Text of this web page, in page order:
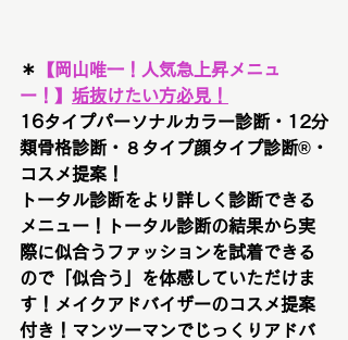
＊ 【岡山唯一！人気急上昇メニュ
ー！ 】 垢抜けたい方必見！
16タイプパーソナルカラー診断・12分
類骨格診断・８タイプ顔タイプ診断®︎・
コスメ提案！
トータル診断をより詳しく診断できる
メニュー！トータル診断の結果から実
際に似合うファッションを試着できる
ので「似合う」を体感していただけま
す！メイクアドバイザーのコスメ提案
付き！マンツーマンでじっくりアドバ